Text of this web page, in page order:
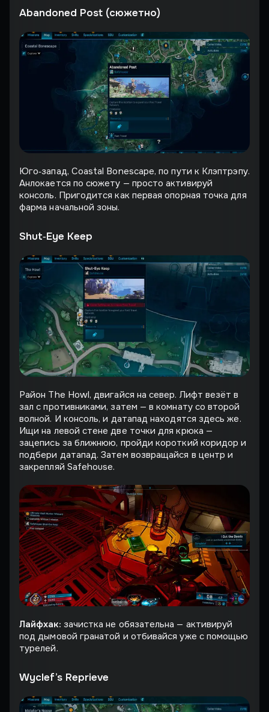
Abandoned Post (сюжетно)
Юго‐запад, Coastal Bonescape, по пути к Клэптрэпу.
Анлокается по сюжету — просто активируй
консоль. Пригодится как первая опорная точка для
фарма начальной зоны.
Shut‐Eye Keep
Район The Howl, двигайся на север. Лифт везёт в
зал с противниками, затем — в комнату со второй
волной. И консоль, и датапад находятся здесь же.
Ищи на левой стене две точки для крюка —
зацепись за ближнюю, пройди короткий коридор и
подбери датапад. Затем возвращайся в центр и
закрепляй Safehouse.
Лайфхак: зачистка не обязательна — активируй
под дымовой гранатой и отбивайся уже с помощью
турелей.
Wyclef’s Reprieve